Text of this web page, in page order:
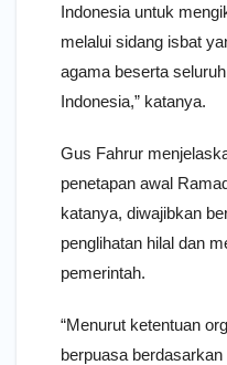
Indonesia untuk
melalui sidang isbat
agama beserta
Indonesia,” katanya.
Gus Fahrur
penetapan awal
katanya, diwajibkan
penglihatan hilal dan
pemerintah.
“Menurut ketentuan
berpuasa